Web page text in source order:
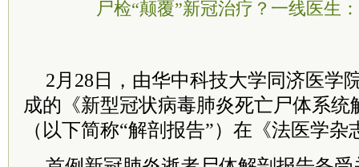
尸检“颠覆”新冠治疗？一线医生
2月28日，由华中科技大学同济医学
成的《新型冠状病毒肺炎死亡尸体系统
（以下简称“解剖报告”）在《法医学